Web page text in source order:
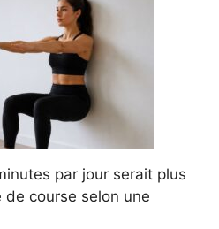
par jour serait plus
de course selon une